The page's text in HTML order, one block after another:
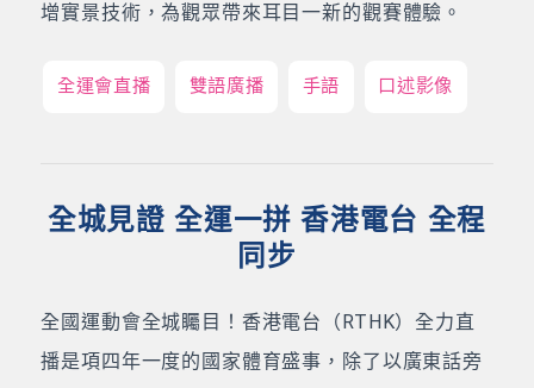
增實景技術，為觀眾帶來耳目一新的觀賽體驗。
全運會直播 雙語廣播 手語 口述影像
全城見證 全運一拼 香港電台 全程
同步
全國運動會全城矚目！香港電台（RTHK）全力直
播是項四年一度的國家體育盛事，除了以廣東話旁